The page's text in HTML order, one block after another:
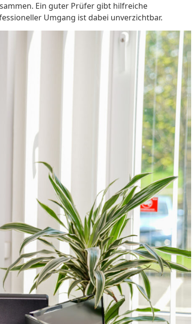
Ein guter Prüfer gibt hilfreiche
Umgang ist dabei unverzichtbar.